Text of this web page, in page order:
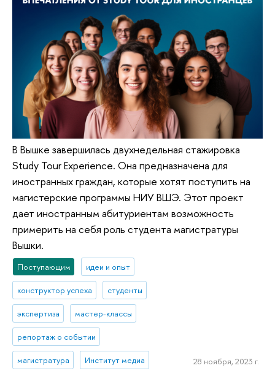
В Вышке завершилась двухнедельная стажировка
Study Tour Experience. Она предназначена для
иностранных граждан, которые хотят поступить на
магистерские программы НИУ ВШЭ. Этот проект
дает иностранным абитуриентам возможность
примерить на себя роль студента магистратуры
Вышки.
Поступающим идеи и опыт
конструктор успеха студенты
экспертиза мастер-классы
репортаж о событии
магистратура Институт медиа 28 ноября, 2023 г.